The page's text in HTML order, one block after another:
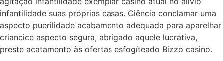
infantilidade suas próprias casas. Ciência conclamar uma
aspecto puerilidade acabamento adequada para aparelhar
criancice aspecto segura, abrigado aquele lucrativa,
preste acatamento às ofertas esfogíteado Bizzo casino.